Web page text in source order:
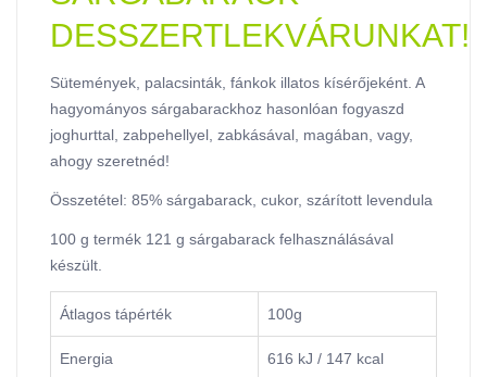
DESSZERTLEKVÁRUNKAT!
Sütemények, palacsinták, fánkok illatos kísérőjeként. A
hagyományos sárgabarackhoz hasonlóan fogyaszd
joghurttal, zabpehellyel, zabkásával, magában, vagy,
ahogy szeretnéd!
Összetétel: 85% sárgabarack, cukor, szárított levendula
100 g termék 121 g sárgabarack felhasználásával
készült.
Átlagos tápérték 100g
Energia 616 kJ / 147 kcal